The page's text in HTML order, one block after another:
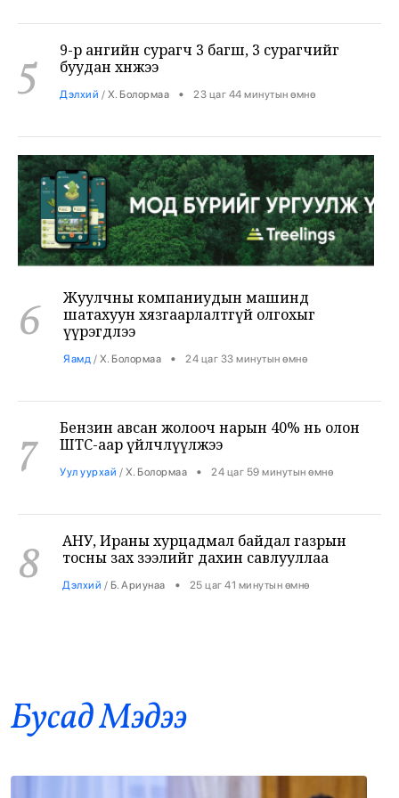
5
буудан хөнөөжээ
Дэлхий /Х. Болормаа • 23 цаг 44 минутын өмнө
6
Жуулчны компаниудын машинд
үүрэгдлээ
Яамд /Х. Болормаа • 24 цаг 33 минутын өмнө
7
ШТС-аар үйлчлүүлжээ
Уул уурхай /Х. Болормаа • 24 цаг 59 минутын өмнө
8
тосны зах зээлийг дахин савлууллаа
Дэлхий/Б. Ариунаа • 25 цаг 41 минутын өмнө
10
Бусад Mэдээ